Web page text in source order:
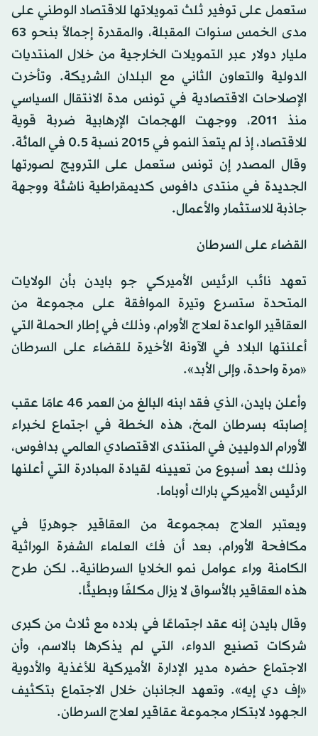
ستعمل على توفير ثلث تمويلاتها للاقتصاد الوطني على
مدى الخمس سنوات المقبلة، والمقدرة إجمالاً بنحو 63
مليار دولار عبر التمويلات الخارجية من خلال المنتديات
الدولية والتعاون الثاني مع البلدان الشريكة. وتأخرت
الإصلاحات الاقتصادية في تونس مدة الانتقال السياسي
منذ 2011، ووجهت الهجمات الإرهابية ضربة قوية
للاقتصاد، إذ لم يتعدَ النمو في 2015 نسبة 0.5 في المائة.
وقال المصدر إن تونس ستعمل على الترويج لصورتها
الجديدة في منتدى دافوس كديمقراطية ناشئة ووجهة
جاذبة للاستثمار والأعمال.
القضاء على السرطان
تعهد نائب الرئيس الأميركي جو بايدن بأن الولايات
المتحدة ستسرع وتيرة الموافقة على مجموعة من
العقاقير الواعدة لعلاج الأورام، وذلك في إطار الحملة التي
أعلنتها البلاد في الآونة الأخيرة للقضاء على السرطان
«مرة واحدة، وإلى الأبد».
وأعلن بايدن، الذي فقد ابنه البالغ من العمر 46 عامًا عقب
إصابته بسرطان المخ، هذه الخطة في اجتماع لخبراء
الأورام الدوليين في المنتدى الاقتصادي العالمي بدافوس،
وذلك بعد أسبوع من تعيينه لقيادة المبادرة التي أعلنها
الرئيس الأميركي باراك أوباما.
ويعتبر العلاج بمجموعة من العقاقير جوهريًا في
مكافحة الأورام، بعد أن فك العلماء الشفرة الوراثية
الكامنة وراء عوامل نمو الخلايا السرطانية.. لكن طرح
هذه العقاقير بالأسواق لا يزال مكلفًا وبطيئًا.
وقال بايدن إنه عقد اجتماعًا في بلاده مع ثلاث من كبرى
شركات تصنيع الدواء، التي لم يذكرها بالاسم، وأن
الاجتماع حضره مدير الإدارة الأميركية للأغذية والأدوية
«إف دي إيه». وتعهد الجانبان خلال الاجتماع بتكثيف
الجهود لابتكار مجموعة عقاقير لعلاج السرطان.